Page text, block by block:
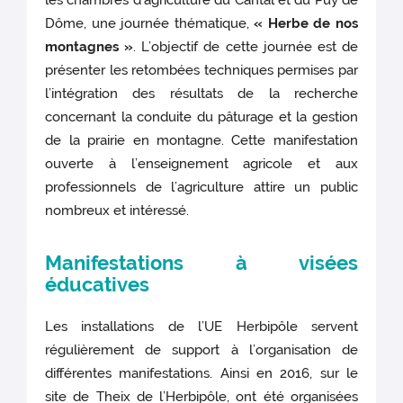
Dôme, une journée thématique,« Herbe de nos
montagnes ». L’objectif de cette journée est de
présenter les retombées techniques permises par
l’intégration des résultats de la recherche
concernant la conduite du pâturage et la gestion
de la prairie en montagne. Cette manifestation
ouverte à l’enseignement agricole et aux
professionnels de l’agriculture attire un public
nombreux et intéressé.
Manifestations à visées
éducatives
Les installations de l’UE Herbipôle servent
régulièrement de support à l’organisation de
différentes manifestations. Ainsi en 2016, sur le
site de Theix de l’Herbipôle, ont été organisées